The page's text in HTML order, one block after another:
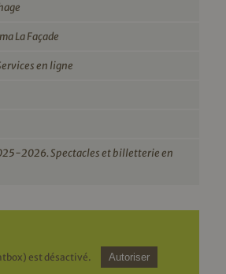
La Façade
en ligne
2026. Spectacles et billetterie en
est désactivé. Autoriser